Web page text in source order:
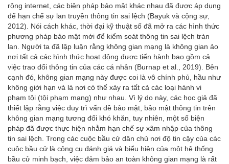
rộng internet, các biện pháp bảo mật khác nhau đã được áp dụng
để hạn chế sự lan truyền thông tin sai lệch (Bayuk và cộng sự,
2012). Nói cách khác, thời đại kỹ thuật số đã mở ra các hình thức
phương pháp bảo mật mới để kiểm soát thông tin sai lệch tràn
lan. Người ta đã lập luận rằng không gian mạng là không gian ảo
nơi tất cả các hình thức hoạt động được tiến hành bao gồm cả
việc trao đổi thông tin của các cá nhân (Burnap et al., 2019). Bên
cạnh đó, không gian mạng này được coi là vô chính phủ, hầu như
không giới hạn và là nơi có thể xảy ra tất cả các loại hành vi
phạm tội (tội phạm mạng) như nhau. Vì lý do này, các học giả đã
thiết lập rằng việc duy trì vấn đề bảo mật, bảo mật thông tin trên
không gian mạng tương đối khó khăn, tuy nhiên, một số biện
pháp đã được thực hiện nhằm hạn chế sự xâm nhập của thông
tin sai lệch. Trong các cuộc bầu cử dân chủ nơi độ tin cậy của các
cuộc bầu cử là công cụ đánh giá và biểu hiện của một hệ thống
bầu cử minh bạch, việc đảm bảo an toàn không gian mạng là rất